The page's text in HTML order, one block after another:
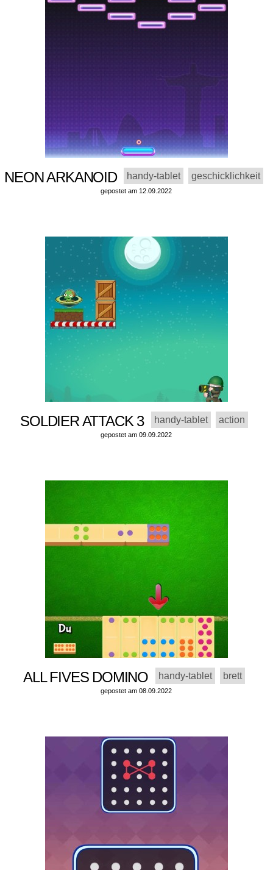
NEON ARKANOID handy-tablet geschicklichkeit
gepostet am 12.09.2022
SOLDIER ATTACK 3 handy-tablet action
gepostet am 09.09.2022
ALL FIVES DOMINO handy-tablet brett
gepostet am 08.09.2022